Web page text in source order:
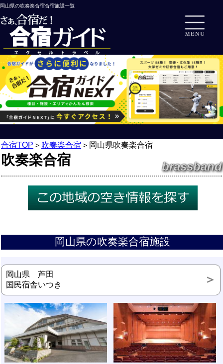
岡山県の吹奏楽合宿合宿施設一覧
合宿TOP ＞ 吹奏楽合宿 ＞ 岡山県吹奏楽合宿
吹奏楽合宿 brassband
岡山県の吹奏楽合宿施設
岡山県 芦田
国民宿舎いつき